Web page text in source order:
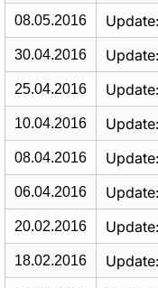
08.05.2016
30.04.2016
25.04.2016
10.04.2016
08.04.2016
06.04.2016
20.02.2016
18.02.2016